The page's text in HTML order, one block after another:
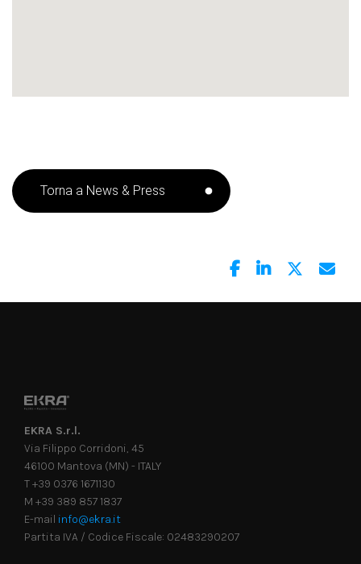
Torna a News & Press
EKRA S.r.l.
Via Filippo Corridoni, 45
46100 Mantova (MN) - ITALY
T +39 0376 1671130
M +39 389 857 1837
E-mail info@ekra.it
Partita IVA / Codice Fiscale: 02483290207